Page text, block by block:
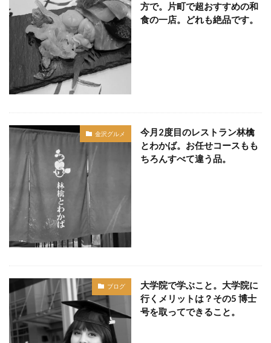
方で。片町で超おすすめの和
食の一店。どれも絶品です。
金沢グルメ
今月2度目のレストラン林檎
とわかば。お任せコースもも
ちろんすべて違う品。
ブログ
大学院で学ぶこと。大学院に
行くメリットは？その5 博士
号を取ってできること。